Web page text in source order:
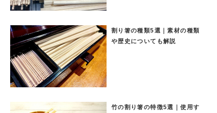
割り箸の種類5選｜素材の種類
や歴史についても解説
竹の割り箸の特徴5選｜使用す